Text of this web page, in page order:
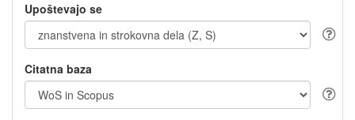
Upoštevajo se
Citatna baza